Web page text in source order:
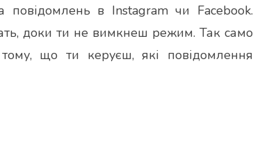
повідомлень в Instagram чи Facebook.
доки ти не вимкнеш режим. Так само
що ти керуєш, які повідомлення